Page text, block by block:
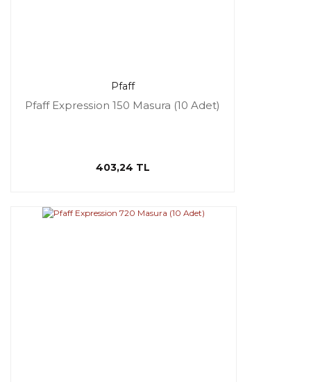
Pfaff
Pfaff Expression 150 Masura (10 Adet)
403,24 TL